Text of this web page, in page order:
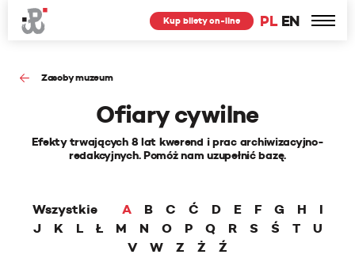
PL EN
Kup bilety on-line
Zasoby muzeum
Ofiary cywilne
Efekty trwających 8 lat kwerend i prac archiwizacyjno-
redakcyjnych. Pomóż nam uzupełnić bazę.
Wszystkie A B C Ć D E F G H
I
J
K L Ł M N O P Q R S Ś T
U
V
W Z Ż
Ź